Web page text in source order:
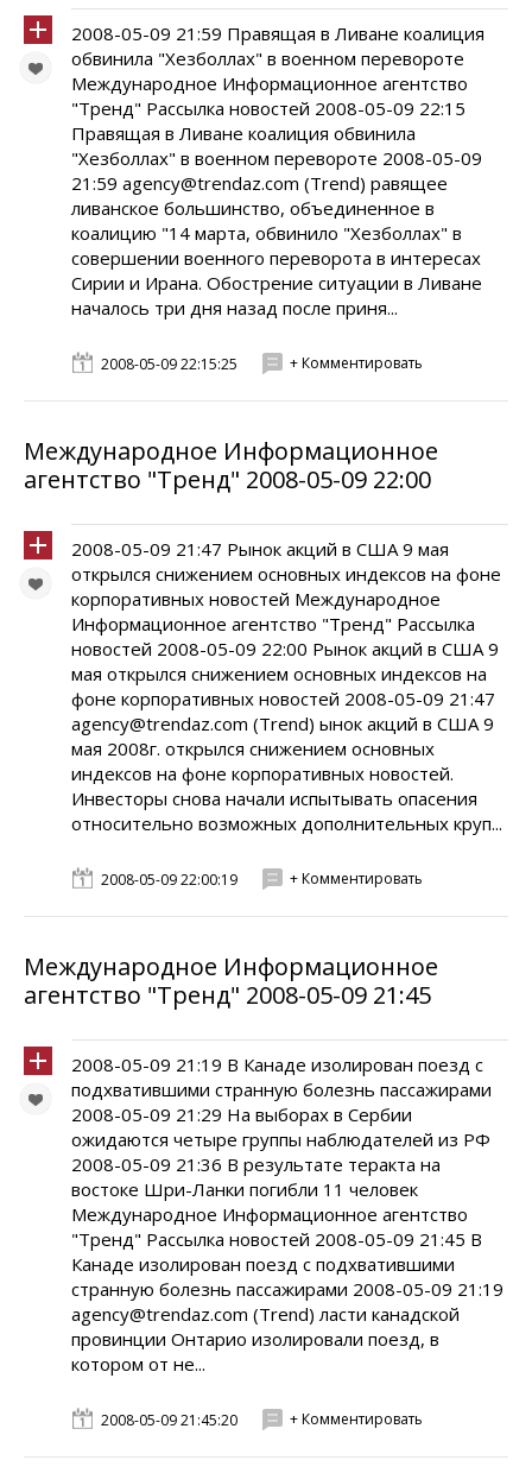
2008-05-09 21:59 Правящая в Ливане коалиция
обвинила "Хезболлах" в военном перевороте
Международное Информационное агентство
"Тренд" Рассылка новостей 2008-05-09 22:15
Правящая в Ливане коалиция обвинила
"Хезболлах" в военном перевороте 2008-05-09
21:59 agency@trendaz.com (Trend) равящее
ливанское большинство, объединенное в
коалицию "14 марта, обвинило "Хезболлах" в
совершении военного переворота в интересах
Сирии и Ирана. Обострение ситуации в Ливане
началось три дня назад после приня...
2008-05-09 22:15:25 + Комментировать
Международное Информационное
агентство "Тренд" 2008-05-09 22:00
2008-05-09 21:47 Рынок акций в США 9 мая
открылся снижением основных индексов на фоне
корпоративных новостей Международное
Информационное агентство "Тренд" Рассылка
новостей 2008-05-09 22:00 Рынок акций в США 9
мая открылся снижением основных индексов на
фоне корпоративных новостей 2008-05-09 21:47
agency@trendaz.com (Trend) ынок акций в США 9
мая 2008г. открылся снижением основных
индексов на фоне корпоративных новостей.
Инвесторы снова начали испытывать опасения
относительно возможных дополнительных круп...
2008-05-09 22:00:19 + Комментировать
Международное Информационное
агентство "Тренд" 2008-05-09 21:45
2008-05-09 21:19 В Канаде изолирован поезд с
подхватившими странную болезнь пассажирами
2008-05-09 21:29 На выборах в Сербии
ожидаются четыре группы наблюдателей из РФ
2008-05-09 21:36 В результате теракта на
востоке Шри-Ланки погибли 11 человек
Международное Информационное агентство
"Тренд" Рассылка новостей 2008-05-09 21:45 В
Канаде изолирован поезд с подхватившими
странную болезнь пассажирами 2008-05-09 21:19
agency@trendaz.com (Trend) ласти канадской
провинции Онтарио изолировали поезд, в
котором от не...
2008-05-09 21:45:20 + Комментировать